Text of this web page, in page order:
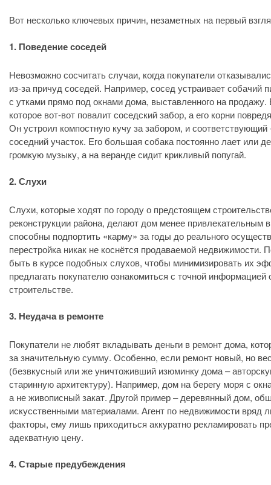
Вот несколько ключевых причин, незаметных на первый
1. Поведение соседей
Невозможно сосчитать случаи, когда покупатели
из-за причуд соседей. Например, сосед устраивает собачий
с утками прямо под окнами дома, выставленного на продажу.
которое вот-вот повалит соседский забор, а его корни
Он устроил компостную кучу за забором, и соответствующий
соседний участок. Его большая собака постоянно лает или
громкую музыку, а на веранде сидит крикливый попугай.
2. Слухи
Слухи, которые ходят по городу о предстоящем
реконструкции района, делают дом менее привлекательным
способны подпортить «карму» за годы до реального
перестройка никак не коснётся продаваемой недвижимости.
быть в курсе подобных слухов, чтобы минимизировать их
предлагать покупателю ознакомиться с точной
строительстве.
3. Неудача в ремонте
Покупатели не любят вкладывать деньги в ремонт дома,
за значительную сумму. Особенно, если ремонт новый, но
(безвкусный или же уничтоживший изюминку дома –
старинную архитектуру). Например, дом на берегу моря с
а не живописный закат. Другой пример – деревянный дом,
искусственными материалами. Агент по недвижимости вряд
факторы, ему лишь приходиться аккуратно рекламировать
адекватную цену.
4. Старые предубеждения